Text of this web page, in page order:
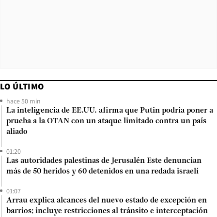
LO ÚLTIMO
hace 50 min
La inteligencia de EE.UU. afirma que Putin podría poner a
prueba a la OTAN con un ataque limitado contra un país
aliado
01:20
Las autoridades palestinas de Jerusalén Este denuncian
más de 50 heridos y 60 detenidos en una redada israelí
01:07
Arrau explica alcances del nuevo estado de excepción en
barrios: incluye restricciones al tránsito e interceptación